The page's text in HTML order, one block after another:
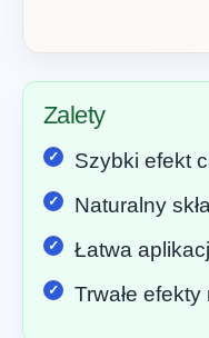
Zalety
Szybki efekt
Naturalny
Łatwa
Trwałe